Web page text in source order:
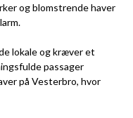
og blomstrende haver
lokale og kræver et
passager
på Vesterbro, hvor